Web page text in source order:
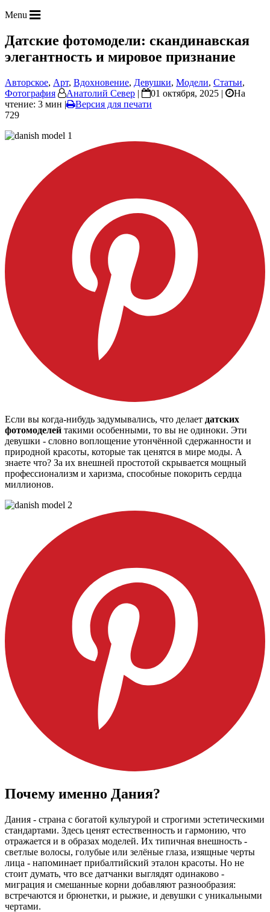
Menu
Датские фотомодели: скандинавская
элегантность и мировое признание
Авторское, Арт, Вдохновение, Девушки, Модели, Статьи,
Фотография
Анатолий Север | 01 октября, 2025 |
На
чтение: 3 мин |
Версия для печати
729
Если вы когда-нибудь задумывались, что делает датских
фотомоделей такими особенными, то вы не одиноки. Эти
девушки - словно воплощение утончённой сдержанности и
природной красоты, которые так ценятся в мире моды. А
знаете что? За их внешней простотой скрывается мощный
профессионализм и харизма, способные покорить сердца
миллионов.
Почему именно Дания?
Дания - страна с богатой культурой и строгими эстетическими
стандартами. Здесь ценят естественность и гармонию, что
отражается и в образах моделей. Их типичная внешность -
светлые волосы, голубые или зелёные глаза, изящные черты
лица - напоминает прибалтийский эталон красоты. Но не
стоит думать, что все датчанки выглядят одинаково -
миграция и смешанные корни добавляют разнообразия:
встречаются и брюнетки, и рыжие, и девушки с уникальными
чертами.